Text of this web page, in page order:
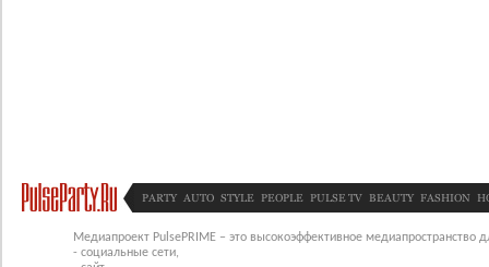
PARTY AUTO STYLE PEOPLE PULSE TV BEAUTY FASHION
Медиапроект PulsePRIME – это высокоэффективное медиапространство
- социальные сети,